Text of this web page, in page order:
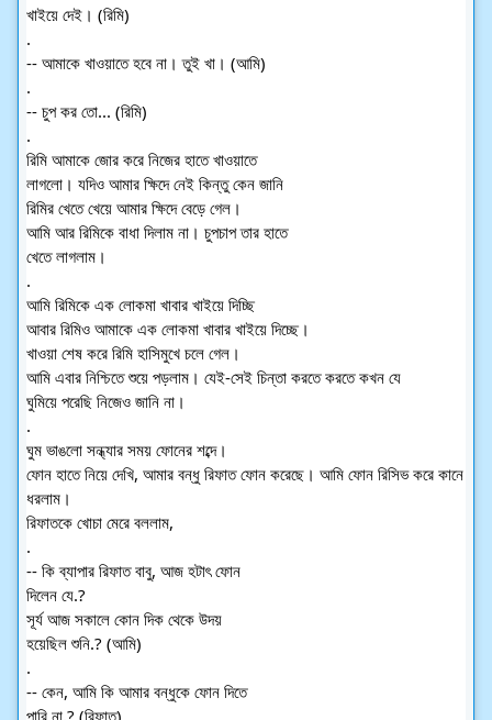
খাইয়ে দেই। (রিমি)
.
-- আমাকে খাওয়াতে হবে না। তুই খা। (আমি)
.
-- চুপ কর তো... (রিমি)
.
রিমি আমাকে জোর করে নিজের হাতে খাওয়াতে
লাগলো। যদিও আমার ক্ষিদে নেই কিন্তু কেন জানি
রিমির খেতে খেয়ে আমার ক্ষিদে বেড়ে গেল।
আমি আর রিমিকে বাধা দিলাম না। চুপচাপ তার হাতে
খেতে লাগলাম।
.
আমি রিমিকে এক লোকমা খাবার খাইয়ে দিচ্ছি
আবার রিমিও আমাকে এক লোকমা খাবার খাইয়ে দিচ্ছে।
খাওয়া শেষ করে রিমি হাসিমুখে চলে গেল।
আমি এবার নিশ্চিতে শুয়ে পড়লাম। যেই-সেই চিন্তা করতে করতে কখন যে
ঘুমিয়ে পরেছি নিজেও জানি না।
.
ঘুম ভাঙলো সন্ধ্যার সময় ফোনের শব্দে।
ফোন হাতে নিয়ে দেখি, আমার বন্ধু রিফাত ফোন করেছে। আমি ফোন রিসিভ করে কানে
ধরলাম।
রিফাতকে খোচা মেরে বললাম,
.
-- কি ব্যাপার রিফাত বাবু, আজ হটাৎ ফোন
দিলেন যে.?
সূর্য আজ সকালে কোন দিক থেকে উদয়
হয়েছিল শুনি.? (আমি)
.
-- কেন, আমি কি আমার বন্ধুকে ফোন দিতে
পারি না.? (রিফাত)